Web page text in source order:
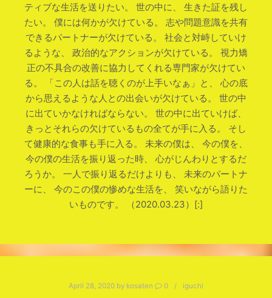
ティブな生活を送りたい。 世の中に、 生きた証を残し
たい。 僕には何かが欠けている。 志や問題意識を共有
できるパートナーが欠けている。 社会と対峙していけ
るような、 政治的なアクションが欠けている。 視力矯
正の不具合の改善に協力してくれる専門家が欠けてい
る。 「この人は話を聴くのが上手いなぁ」と、 心の底
から思えるような人との出会いが欠けている。 世の中
に出ていかなければならない。 世の中に出ていけば、
きっとそれらの欠けているもの全てが手に入る。 そし
て健康的な食事も手に入る。 未来の僕は、 今の僕を、
今の僕の生活を振り返った時、 心がじんわりとするだ
ろうか。 一人で振り返るだけよりも、 未来のパートナ
ーに、 今のこの僕の惨めな生活を、 笑いながら語りた
いものです。 （2020.03.23）[:]
April 28, 2020 by kosaten 0 iguchi